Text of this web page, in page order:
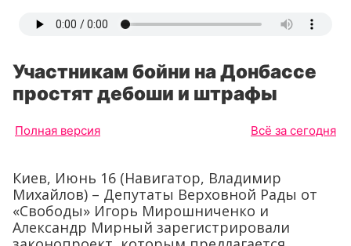
Участникам бойни на Донбассе
простят дебоши и штрафы
Полная версия Всё за сегодня
Киев, Июнь 16 (Навигатор, Владимир
Михайлов) – Депутаты Верховной Рады от
«Свободы» Игорь Мирошниченко и
Александр Мирный зарегистрировали